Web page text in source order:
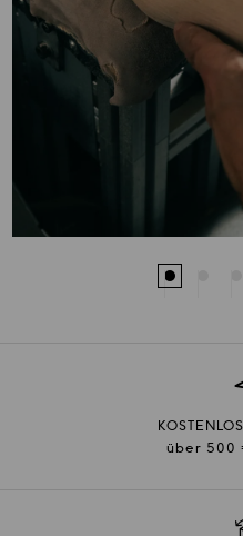
über 500